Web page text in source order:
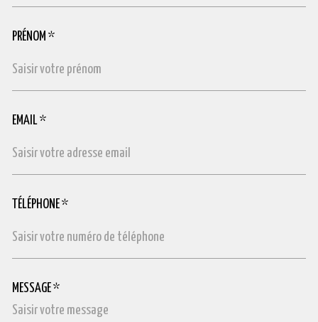
PRÉNOM *
EMAIL *
TÉLÉPHONE *
TRAD_MELTEM_VOREDEMANDE
MESSAGE *